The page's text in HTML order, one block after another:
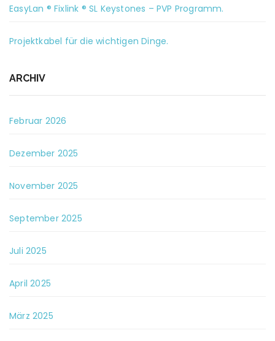
EasyLan ® Fixlink ® SL Keystones – PVP Programm.
Projektkabel für die wichtigen Dinge.
ARCHIV
Februar 2026
Dezember 2025
November 2025
September 2025
Juli 2025
April 2025
März 2025